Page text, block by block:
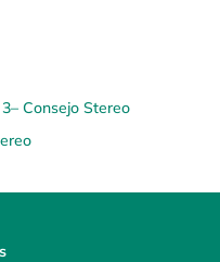
Consejo Stereo